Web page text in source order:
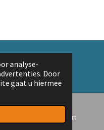
analyse-
Door
gaat u hiermee
Kaart